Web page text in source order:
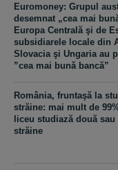
Euromoney: Grupul
desemnat „cea mai
Europa Centrală şi de
subsidiarele locale din
Slovacia şi Ungaria au
”cea mai bună bancă”
România, fruntaşă la
străine: mai mult de
liceu studiază două
străine